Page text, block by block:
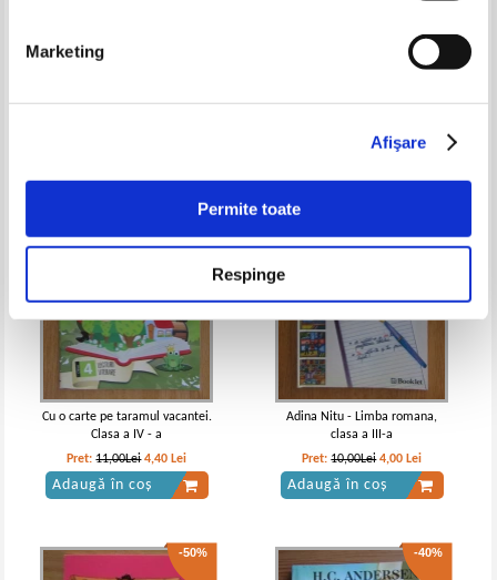
Marketing
Afişare
Permite toate
Respinge
Mirela Mihaescu - Comunicare
in limba romana. Manual pentru
Eugen Dorcescu - Cararea din
-60%
Cu o carte pe taramul vacantei.
Clasa a IV - a
Pret:11,00Lei 4,40 Lei
Adaugă în coș
-60%
Adina Nitu - Limba romana,
clasa a III-a
Pret:10,00Lei 4,00 Lei
Adaugă în coș
-50% -40%